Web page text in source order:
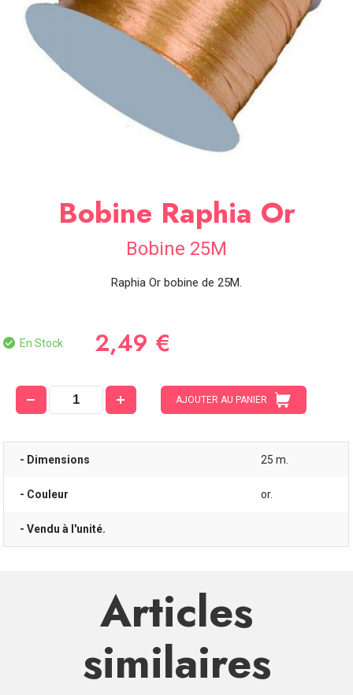
SOIRÉE
OCCASIONS
SPÉCIALES
Bobine Raphia Or
Bobine 25M
Raphia Or bobine de 25M.
En Stock 2,49 €
AJOUTER AU PANIER
- Dimensions 25 m.
- Couleur or.
- Vendu à l'unité.
Articles
similaires